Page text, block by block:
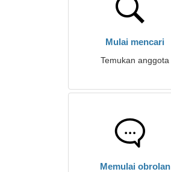
Mulai mencari
Temukan anggota
Memulai obrolan